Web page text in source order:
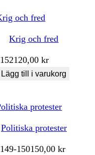
Krig och fred
152120,00kr
Lägg till i varukorg
Politiska protester
149-150150,00kr